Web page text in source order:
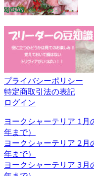
ペットを飼う際、愛情を
すが、それと同じくらい
切です。ヨークシャーテ
は、飼い主様へのお引
りとした育成を行い、
っております。
2020.11.27
ヨークシャーテリアと言
するヨークシャー地方と
ヨークシャー地方およ
などの工場労働者たちに
ていました。とても活
です。 ヨークシャーテ
ドールへ是非お問い合
プライバシーポリシー
特定商取引法の表記
ログイン
ヨークシャーテリア 1
年まで）
ヨークシャーテリア 2
年まで）
ヨークシャーテリア 3